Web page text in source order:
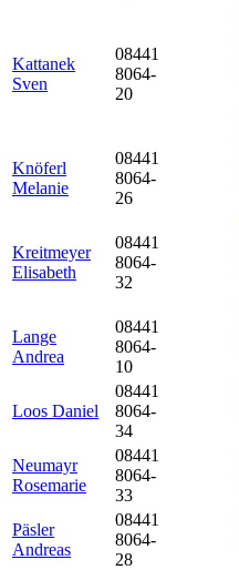
Kattanek
Sven
08441
8064-
20
Knöferl
Melanie
08441
8064-
26
Kreitmeyer
Elisabeth
08441
8064-
32
Lange
Andrea
08441
8064-
10
Loos Daniel
08441
8064-
34
Neumayr
Rosemarie
08441
8064-
33
Päsler
Andreas
08441
8064-
28